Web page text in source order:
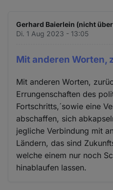
Gerhard Baierlein (nicht
Di. 1 Aug 2023 - 13:05
Mit anderen Worten,
Mit anderen Worten,
Errungenschaften des
Fortschritts,´sowie eine
abschaffen, sich
jegliche Verbindung mit
Ländern, das sind
welche einem nur noch
hinablaufen lassen.